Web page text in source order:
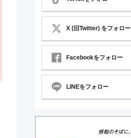
X (旧Twitter) をフォロー
Facebookをフォロー
LINEをフォロー